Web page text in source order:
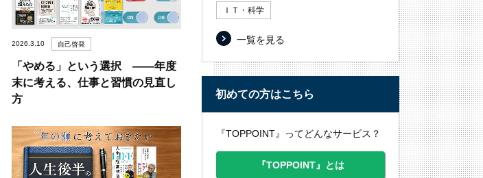
2026.3.10 自己啓発
「やめる」という選択 ――年度
末に考える、仕事と習慣の見直し
方
ＩＴ・科学
一覧を見る
初めての方はこちら
『TOPPOINT』ってどんなサービス？
『TOPPOINT』とは